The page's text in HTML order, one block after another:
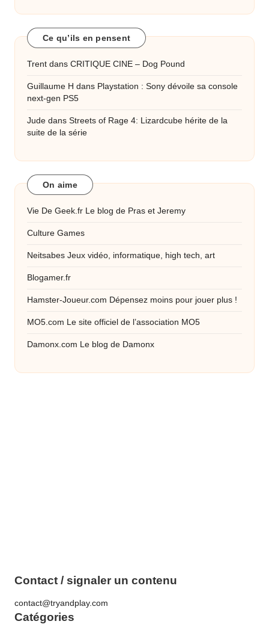
Ce qu’ils en pensent
Trent dans CRITIQUE CINE – Dog Pound
Guillaume H dans Playstation : Sony dévoile sa console
next-gen PS5
Jude dans Streets of Rage 4: Lizardcube hérite de la
suite de la série
On aime
Vie De Geek.fr Le blog de Pras et Jeremy
Culture Games
Neitsabes Jeux vidéo, informatique, high tech, art
Blogamer.fr
Hamster-Joueur.com Dépensez moins pour jouer plus !
MO5.com Le site officiel de l’association MO5
Damonx.com Le blog de Damonx
Contact / signaler un contenu
contact@tryandplay.com
Catégories